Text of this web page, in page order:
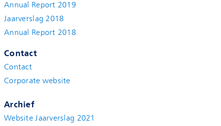
Annual Report 2019
Jaarverslag 2018
Annual Report 2018
Contact
Contact
Corporate website
Archief
Website Jaarverslag 2021